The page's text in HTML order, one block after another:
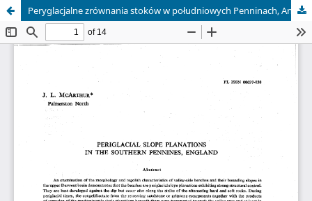
Peryglacjalne zrównania stoków w południowych Penninach, Anglia